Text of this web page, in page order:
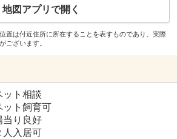
地図アプリで開く
置は付近住所に所在することを表すものであり、実際
ございます。
ット相談
ット飼育可
当り良好
人入居可